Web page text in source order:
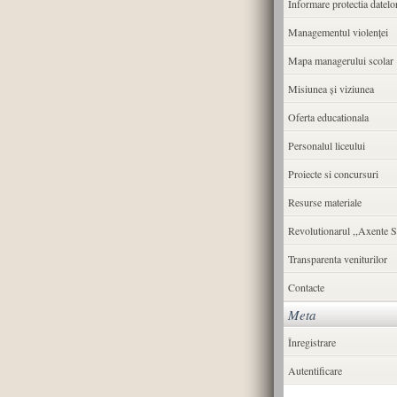
Informare protectia
Managementul violenței
Mapa managerului scolar
Misiunea şi viziunea
Oferta educationala
Personalul liceului
Proiecte si concursuri
Resurse materiale
Revolutionarul ,,Axente
Transparenta veniturilor
Contacte
Meta
Înregistrare
Autentificare